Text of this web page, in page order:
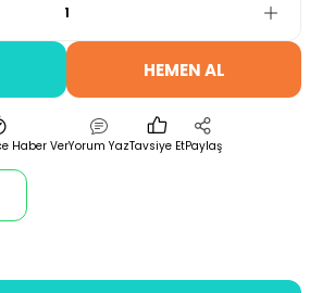
HEMEN AL
Haber VerYorum YazTavsiye EtPaylaş